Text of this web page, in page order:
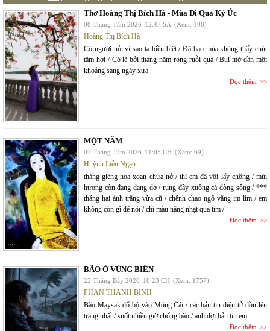
Thơ Hoàng Thị Bích Hà - Mùa Đi Qua Ký Ức
08 Tháng Tám 2026 12:47 SA (Xem: 108)
Hoàng Thị Bích Hà
Có người hỏi vì sao ta biền biệt / Đã bao mùa không thấy chút
tăm hơi / Có lẽ bởi tháng năm rong ruỗi quá / Bụi mờ dần một
khoảng sáng ngày xưa
Đọc thêm
MỘT NĂM
07 Tháng Tám 2026 11:05 CH (Xem: 69)
Huỳnh Liễu Ngạn
tháng giêng hoa xoan chưa nở / thì em đã vội lấy chồng / mùi
hương còn đang dang dở / rụng đầy xuống cả dòng sông / ***
tháng hai ánh trăng vừa cũ / chênh chao ngõ vắng im lìm / em
không còn gì để nói / chỉ màu nắng nhạt qua tim /
Đọc thêm
BÃO Ở VÙNG BIÊN
22 Tháng Bảy 2026 10:23 CH (Xem: 1757)
PHAN THANH BÌNH
Bão Maysak đổ bộ vào Móng Cái / các bản tin điện tử dồn lên
trang nhất / suốt nhiều giờ chống bão / anh đợi bản tin em
Đọc thêm